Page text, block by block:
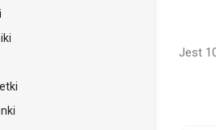
tego
Jest